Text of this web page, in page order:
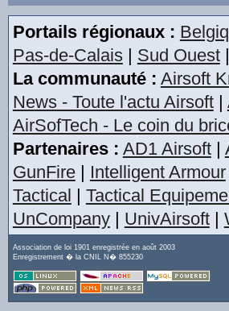
Portails régionaux :
Pas-de-Calais| Sud Ouest|
La communauté : Airsoft
News - Toute l'actu Airsoft|
AirSofTech - Le coin du
Partenaires : AD1 Airsoft|
GunFire| Intelligent Armour
Tactical | Tactical
UnCompany| UnivAirsoft|
Association de loi 1901 enregistrée en août 2003
Enregistrement � la CNIL N� 855230